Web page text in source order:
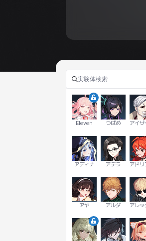
Eleven つばめ アイザ
アディナ アデラ アドリ
アヤ アルダ アレッ